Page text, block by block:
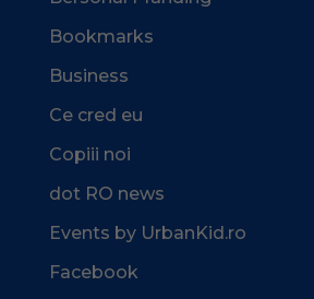
Bookmarks
Business
Ce cred eu
Copiii noi
dot RO news
Events by UrbanKid.ro
Facebook